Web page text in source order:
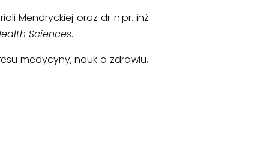
Mendryckiej oraz dr n.pr. inż
Sciences.
medycyny, nauk o zdrowiu,